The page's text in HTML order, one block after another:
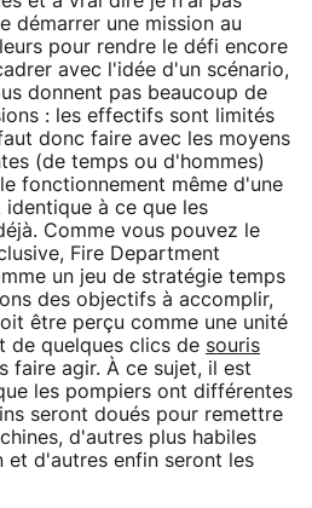
démarrer une mission au
pour rendre le défi encore
avec l'idée d'un scénario,
donnent pas beaucoup de
: les effectifs sont limités
donc faire avec les moyens
(de temps ou d'hommes)
fonctionnement même d'une
à ce que les
Comme vous pouvez le
Fire Department
un jeu de stratégie temps
des objectifs à accomplir,
être perçu comme une unité
de quelques clics de souris
faire agir. À ce sujet, il est
les pompiers ont différentes
seront doués pour remettre
d'autres plus habiles
et d'autres enfin seront les